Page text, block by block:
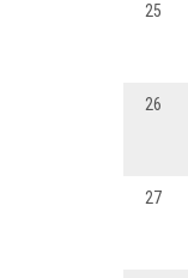
25
26
27